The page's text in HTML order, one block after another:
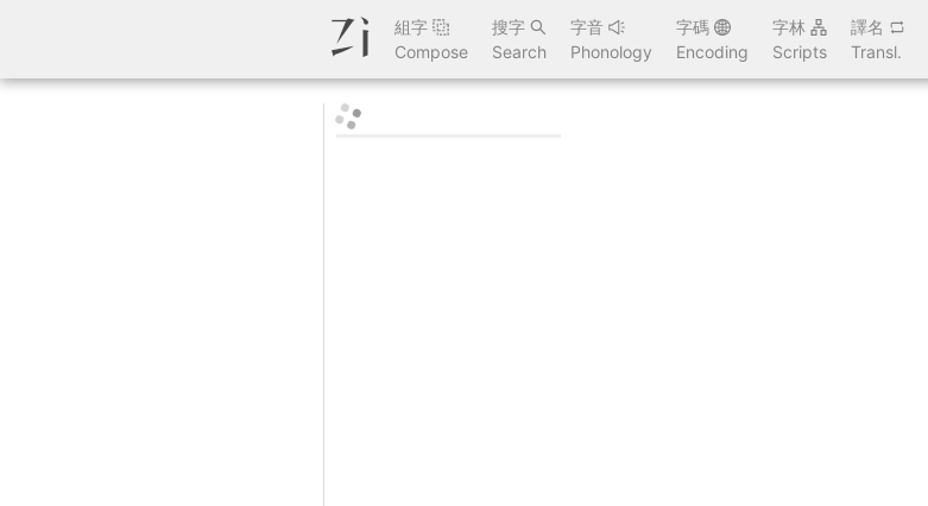
組字
Compose
搜字
Search
字音
Phonology
字碼
Encoding
字林
Scripts
譯名
Transl.